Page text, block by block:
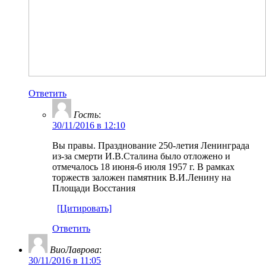
Ответить
Гость:
30/11/2016 в 12:10
Вы правы. Празднование 250-летия Ленинграда
из-за смерти И.В.Сталина было отложено и
отмечалось 18 июня-6 июля 1957 г. В рамках
торжеств заложен памятник В.И.Ленину на
Площади Восстания
[Цитировать]
Ответить
ВиоЛаврова:
30/11/2016 в 11:05